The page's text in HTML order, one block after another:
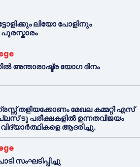
ലിയോ പോളിനും
അന്താരാഷ്ട്ര യോഗ ദിനം
തളിയക്കോണം മേഖല കമ്മറ്റി എസ്
ടു പരീക്ഷകളിൽ ഉന്നതവിജയം
ആദരിച്ചു.
സംഘടിപ്പിച്ചു